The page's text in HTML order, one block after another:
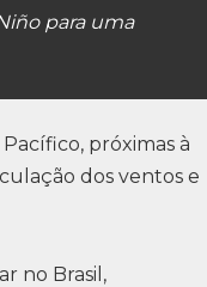
para uma
próximas à
dos ventos e
no Brasil,